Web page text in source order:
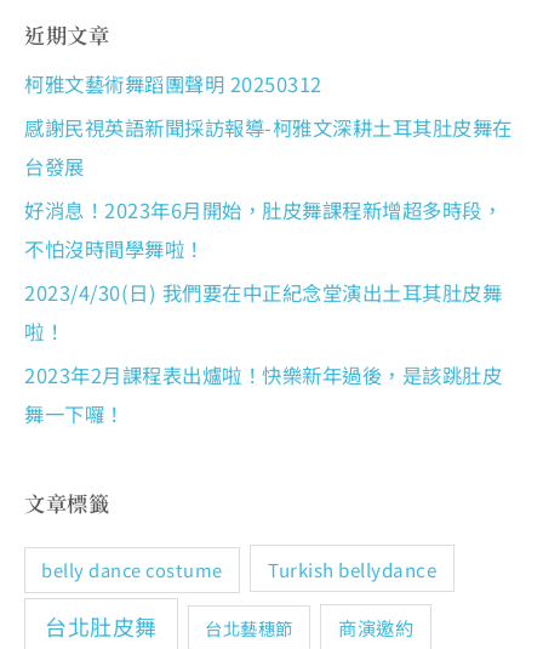
近期文章
柯雅文藝術舞蹈團聲明 20250312
感謝民視英語新聞採訪報導-柯雅文深耕土耳其肚皮舞在
台發展
好消息！2023年6月開始，肚皮舞課程新增超多時段，
不怕沒時間學舞啦！
2023/4/30(日) 我們要在中正紀念堂演出土耳其肚皮舞
啦！
2023年2月課程表出爐啦！快樂新年過後，是該跳肚皮
舞一下囉！
文章標籤
belly dance costume Turkish bellydance
台北肚皮舞 台北藝穗節 商演邀約